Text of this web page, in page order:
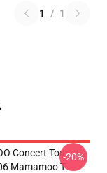
1 / 1
Concert Tour
Mamamoo T-
-20%